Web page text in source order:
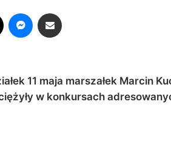
11 maja marszałek Marcin
w konkursach